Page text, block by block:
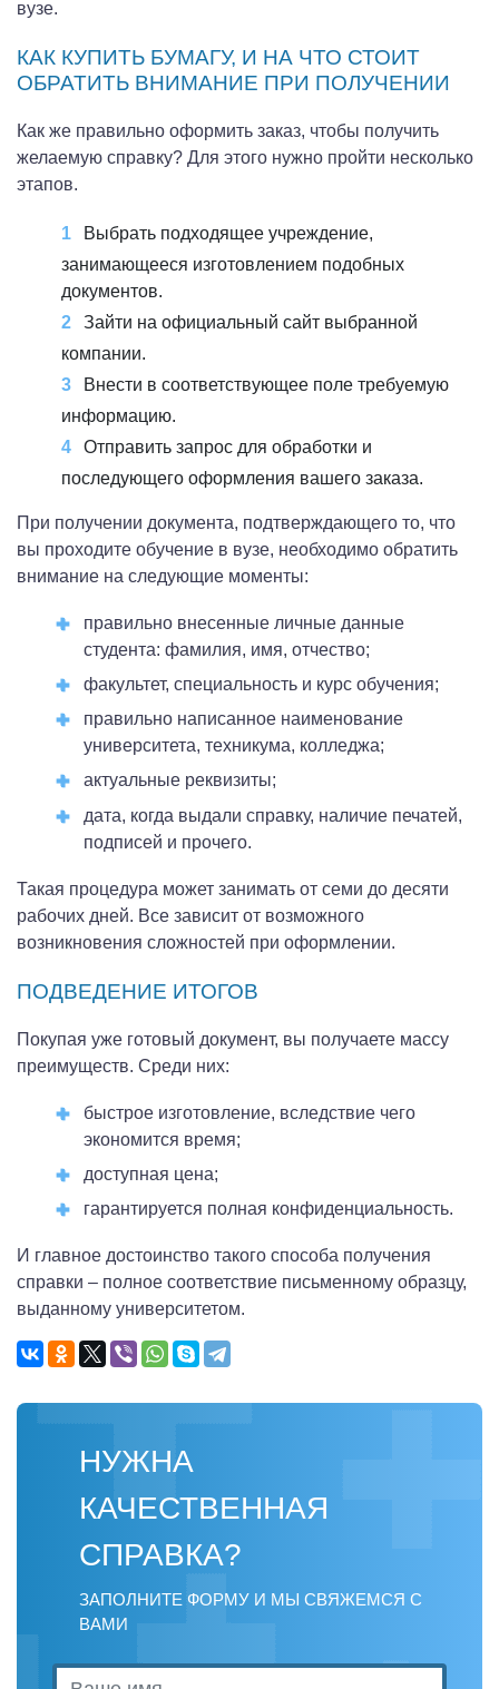
вузе.
КАК КУПИТЬ БУМАГУ, И НА ЧТО СТОИТ
ОБРАТИТЬ ВНИМАНИЕ ПРИ ПОЛУЧЕНИИ
Как же правильно оформить заказ, чтобы получить
желаемую справку? Для этого нужно пройти несколько
этапов.
Выбрать подходящее учреждение,
занимающееся изготовлением подобных
документов.
Зайти на официальный сайт выбранной
компании.
Внести в соответствующее поле требуемую
информацию.
Отправить запрос для обработки и
последующего оформления вашего заказа.
При получении документа, подтверждающего то, что
вы проходите обучение в вузе, необходимо обратить
внимание на следующие моменты:
правильно внесенные личные данные
студента: фамилия, имя, отчество;
факультет, специальность и курс обучения;
правильно написанное наименование
университета, техникума, колледжа;
актуальные реквизиты;
дата, когда выдали справку, наличие печатей,
подписей и прочего.
Такая процедура может занимать от семи до десяти
рабочих дней. Все зависит от возможного
возникновения сложностей при оформлении.
ПОДВЕДЕНИЕ ИТОГОВ
Покупая уже готовый документ, вы получаете массу
преимуществ. Среди них:
быстрое изготовление, вследствие чего
экономится время;
доступная цена;
гарантируется полная конфиденциальность.
И главное достоинство такого способа получения
справки – полное соответствие письменному образцу,
выданному университетом.
НУЖНА
КАЧЕСТВЕННАЯ
СПРАВКА?
ЗАПОЛНИТЕ ФОРМУ И МЫ СВЯЖЕМСЯ С
ВАМИ